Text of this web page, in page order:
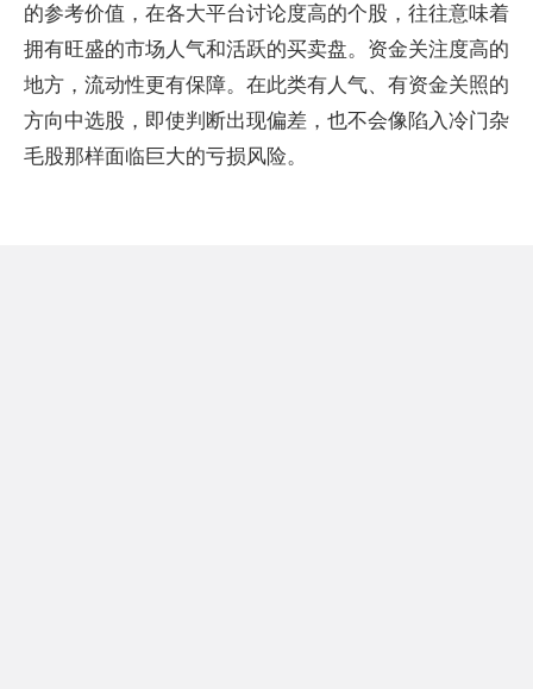
的参考价值，在各大平台讨论度高的个股，往往意味着
拥有旺盛的市场人气和活跃的买卖盘。资金关注度高的
地方，流动性更有保障。在此类有人气、有资金关照的
方向中选股，即使判断出现偏差，也不会像陷入冷门杂
毛股那样面临巨大的亏损风险。